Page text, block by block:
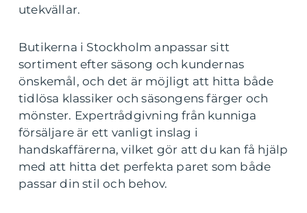
utekvällar.
Butikerna i Stockholm anpassar sitt
sortiment efter säsong och kundernas
önskemål, och det är möjligt att hitta både
tidlösa klassiker och säsongens färger och
mönster. Expertrådgivning från kunniga
försäljare är ett vanligt inslag i
handskaffärerna, vilket gör att du kan få hjälp
med att hitta det perfekta paret som både
passar din stil och behov.